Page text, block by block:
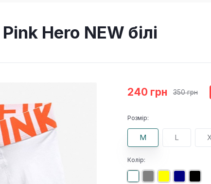
Hero NEW білі
240 грн 350 грн
Розмір:
M L
Колір: